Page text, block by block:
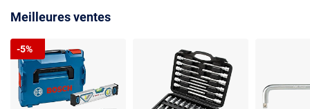
Meilleures ventes
-5%